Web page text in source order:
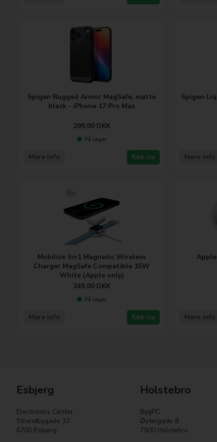
Spigen Rugged Armor MagSafe, matte
black - iPhone 17 Pro Max
299,00 DKK
På lager
Køb nu
Mere info
Spigen
Mere info
Mobilize 3in1 Magnetic Wireless
Charger MagSafe Compatible 15W
White (Apple only)
249,00 DKK
På lager
Køb nu
Mere info Mere info
Esbjerg
Electronics Center
Strandbygade 33
6700 Esbjerg
Holstebro
BygPC
Østergade 8
7500 Holstebro